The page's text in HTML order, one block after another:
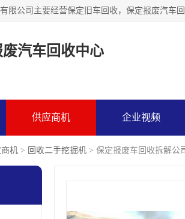
废汽车回收中心
供应商机 企业视频
机 > 回收二手挖掘机 > 保定报废车回收拆解公